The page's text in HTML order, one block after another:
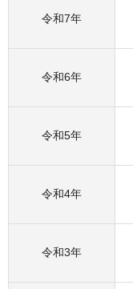
令和7年
令和6年
令和5年
令和4年
令和3年